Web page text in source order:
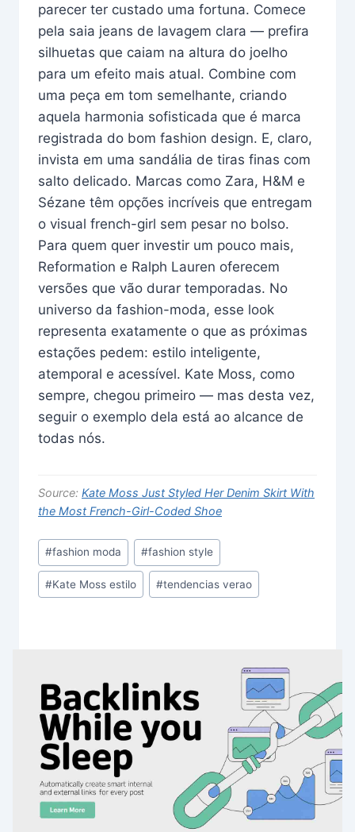
parecer ter custado uma fortuna. Comece
pela saia jeans de lavagem clara — prefira
silhuetas que caiam na altura do joelho
para um efeito mais atual. Combine com
uma peça em tom semelhante, criando
aquela harmonia sofisticada que é marca
registrada do bom fashion design. E, claro,
invista em uma sandália de tiras finas com
salto delicado. Marcas como Zara, H&M e
Sézane têm opções incríveis que entregam
o visual french-girl sem pesar no bolso.
Para quem quer investir um pouco mais,
Reformation e Ralph Lauren oferecem
versões que vão durar temporadas. No
universo da fashion-moda, esse look
representa exatamente o que as próximas
estações pedem: estilo inteligente,
atemporal e acessível. Kate Moss, como
sempre, chegou primeiro — mas desta vez,
seguir o exemplo dela está ao alcance de
todas nós.
Source: Kate Moss Just Styled Her Denim Skirt With
the Most French-Girl-Coded Shoe
Post
Tags:
#fashion moda #fashion style
#Kate Moss estilo #tendencias verao